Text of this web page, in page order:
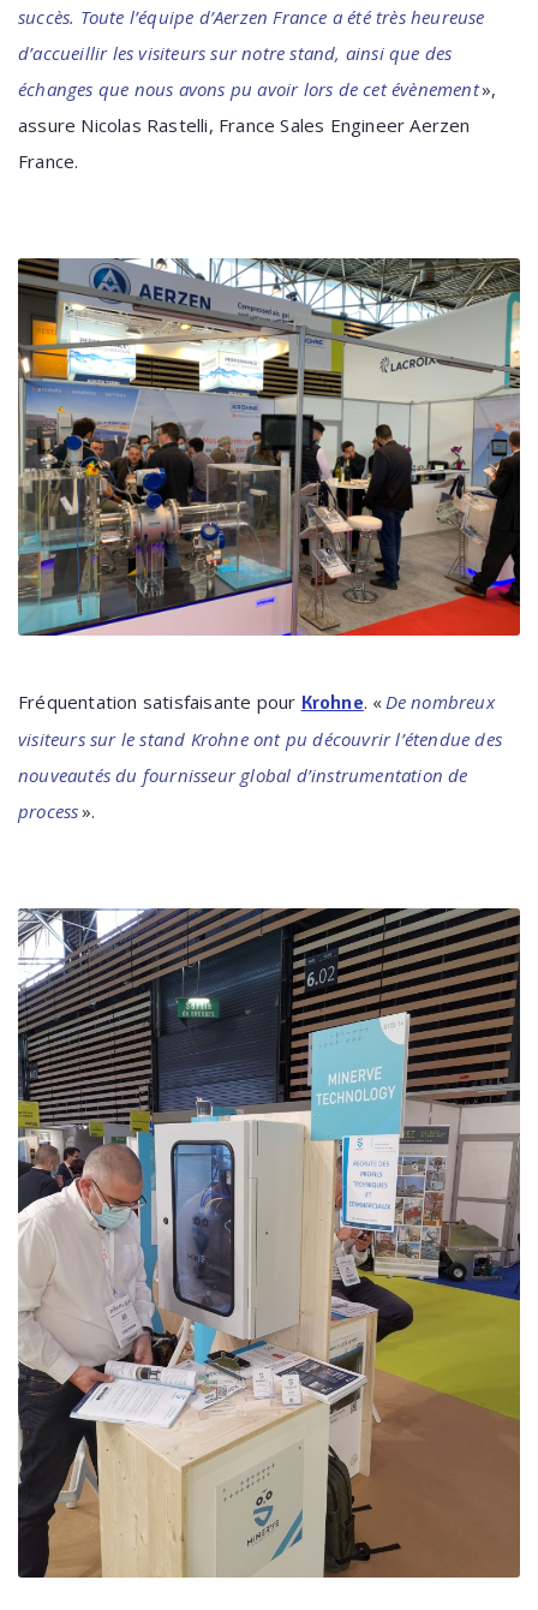
succès. Toute l’équipe d’Aerzen France a été très heureuse
d’accueillir les visiteurs sur notre stand, ainsi que des
échanges que nous avons pu avoir lors de cet évènement»,
assure Nicolas Rastelli, France Sales Engineer Aerzen
France.
Fréquentation satisfaisante pour Krohne. « De nombreux
visiteurs sur le stand Krohne ont pu découvrir l’étendue des
nouveautés du fournisseur global d’instrumentation de
process».